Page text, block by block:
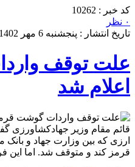
کد خبر : 10262
۰ نظر
تاریخ انتشار : پنجشنبه 6 مهر 1402 - 13:47
علت توقف
اعلام شد
قائم مقام وزیر
ارزی که بین وزارت جهاد و
قرمز کند و متوقف شد. اما این